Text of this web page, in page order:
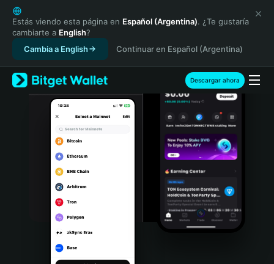
English
日本語
Tiếng Việt
Русский
Español (Latinoamérica)
Türkçe
Italiano
Português (Portugal)
Bahasa Indonesia
Português (Brasil)
Estás viendo esta página en Español (Argentina). ¿Te gustaría
cambiarte a English?
Cambia a English
Continuar en Español (Argentina)
Descargar ahora